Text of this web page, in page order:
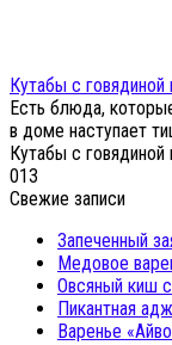
Кутабы с говядиной
Есть блюда,
в доме наступает
Кутабы с говядиной
013
Свежие записи
Запеченный
Медовое
Овсяный киш
Пикантная
Варенье